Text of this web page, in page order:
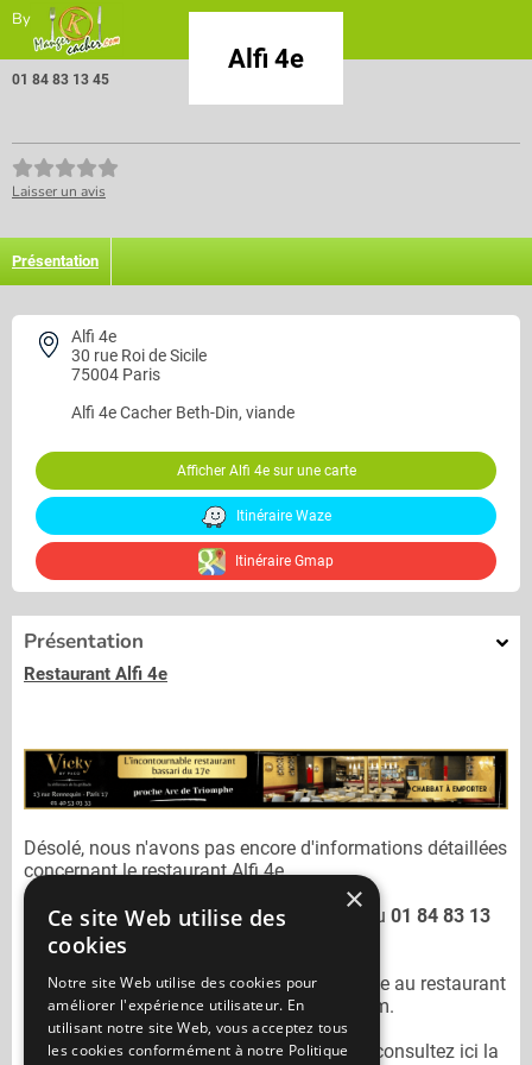
By
Alfi 4e
01 84 83 13 45
Laisser un avis
Présentation
Alfi 4e
30 rue Roi de Sicile
75004 Paris
Alfi 4eCacher Beth-Din, viande
Afficher Alfi 4e sur une carte
Itinéraire Waze
Itinéraire Gmap
Présentation
Restaurant Alfi 4e
Désolé, nous n'avons pas encore d'informations détaillées
concernant le restaurant Alfi 4e.
Vous pouvez joindre le restaurant
au 01 84 83 13
N'oubliez pas de préciser lors de votre sortie au restaurant
Alfi 4equ'il n'est pas sur Mangercacher.com.
Pour consulter un autre restaurant cacher
consultez ici la
×
Ce site Web utilise des
cookies
Notre site Web utilise des cookies pour
améliorer l'expérience utilisateur. En
utilisant notre site Web, vous acceptez tous
les cookies conformément à notre Politique